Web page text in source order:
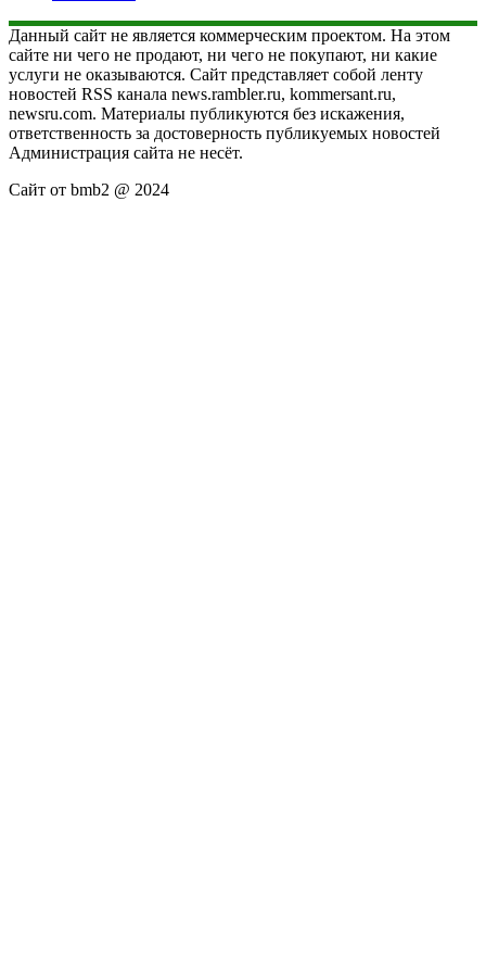
Данный сайт не является коммерческим проектом. На этом
сайте ни чего не продают, ни чего не покупают, ни какие
услуги не оказываются. Сайт представляет собой ленту
новостей RSS канала news.rambler.ru, kommersant.ru,
newsru.com. Материалы публикуются без искажения,
ответственность за достоверность публикуемых новостей
Администрация сайта не несёт.
Сайт от bmb2 @ 2024